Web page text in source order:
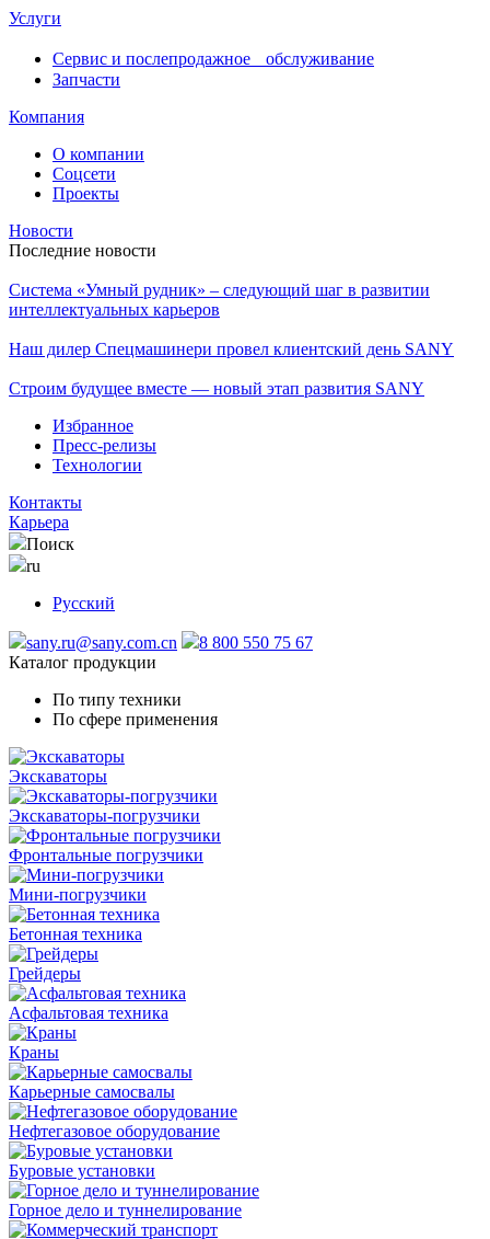
Услуги
Сервис и послепродажное обслуживание
Запчасти
Компания
О компании
Соцсети
Проекты
Новости
Последние новости
Система «Умный рудник» – следующий шаг в развитии
интеллектуальных карьеров
Наш дилер Спецмашинери провел клиентский день SANY
Строим будущее вместе — новый этап развития SANY
Избранное
Пресс-релизы
Технологии
Контакты
Карьера
Поиск
ru
Русский
sany.ru@sany.com.cn
8 800 550 75 67
Каталог продукции
По типу техники
По сфере применения
Экскаваторы
Экскаваторы-погрузчики
Фронтальные погрузчики
Мини-погрузчики
Бетонная техника
Грейдеры
Асфальтовая техника
Краны
Карьерные самосвалы
Нефтегазовое оборудование
Буровые установки
Горное дело и туннелирование